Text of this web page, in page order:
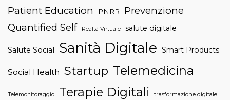
Patient Education PNRR
Prevenzione
Quantified Self
Realtà Virtuale salute digitale
Salute Social Sanità Digitale Smart Products
Social Health Startup Telemedicina
Telemonitoraggio Terapie Digitali trasformazione digitale